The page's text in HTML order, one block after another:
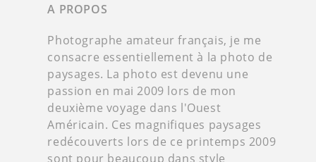
A PROPOS
Photographe amateur français, je me
consacre essentiellement à la photo de
paysages. La photo est devenu une
passion en mai 2009 lors de mon
deuxième voyage dans l'Ouest
Américain. Ces magnifiques paysages
redécouverts lors de ce printemps 2009
sont pour beaucoup dans style